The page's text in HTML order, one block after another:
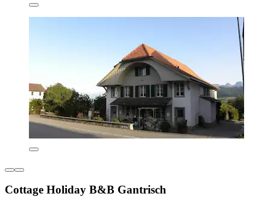
Cottage Holiday B&B Gantrisch